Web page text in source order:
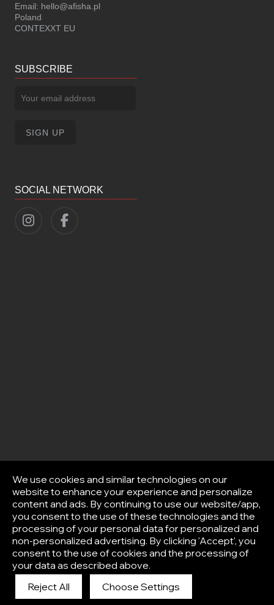
Email: hello@afisha.pl
Poland
CONTEXXT EU
SUBSCRIBE
SOCIAL NETWORK
We use cookies and similar technologies on our
website to enhance your experience and personalize
content and ads. By continuing to use our website/app,
you consent to the use of these technologies and the
processing of your personal data for personalized and
non-personalized advertising. By clicking 'Accept', you
consent to the use of cookies and the processing of
your data as described above.
Reject All
Choose Settings